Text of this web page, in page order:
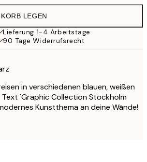
49 €
LEGEN
Lieferung 1-4 Arbeitstage
90 Tage Widerrufsrecht
in verschiedenen blauen, weißen
'Graphic Collection Stockholm
Kunstthema an deine Wände!